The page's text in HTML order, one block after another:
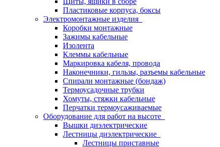
Пластиковые корпуса, боксы
Электромонтажные изделия
Коробки монтажные
Зажимы кабельные
Изолента
Клеммы кабельные
Маркировка кабеля, провода
Наконечники, гильзы, разъемы кабельные
Спирали монтажные (бондаж)
Термоусадочные трубки
Хомуты, стяжки кабельные
Перчатки термоусаживаемые
Оборудование для работ на высоте
Вышки диэлектрические
Лестницы диэлектрические
Лестницы приставные